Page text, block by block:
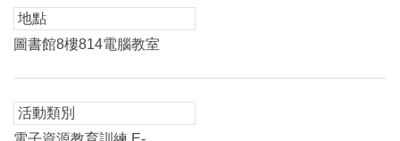
地點
圖書館8樓814電腦教室
活動類別